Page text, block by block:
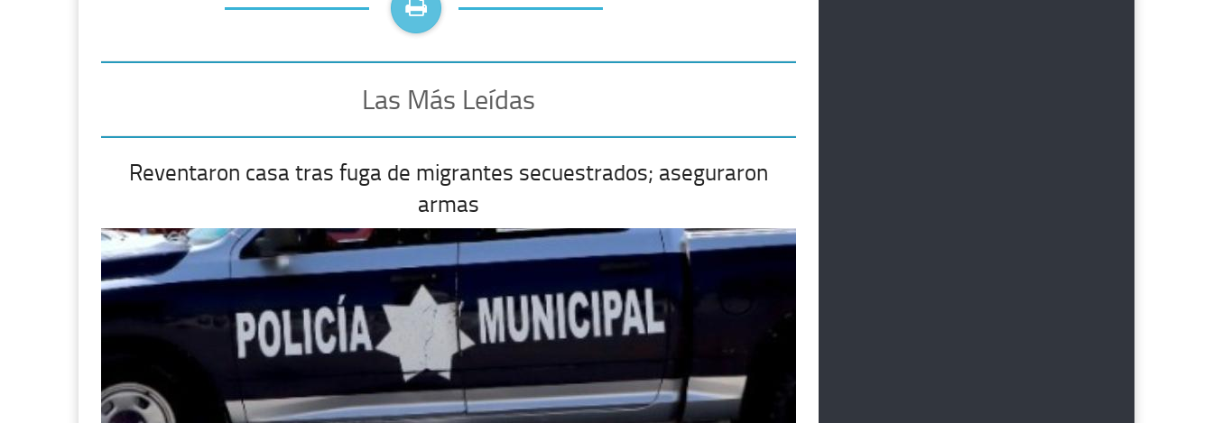
Las Más Leídas
Reventaron casa tras fuga de migrantes secuestrados; aseguraron
armas